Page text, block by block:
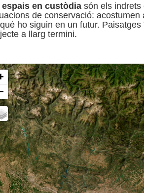
espais en custòdia són els indrets
de conservació:
ho siguin en un futur.
a llarg termini.